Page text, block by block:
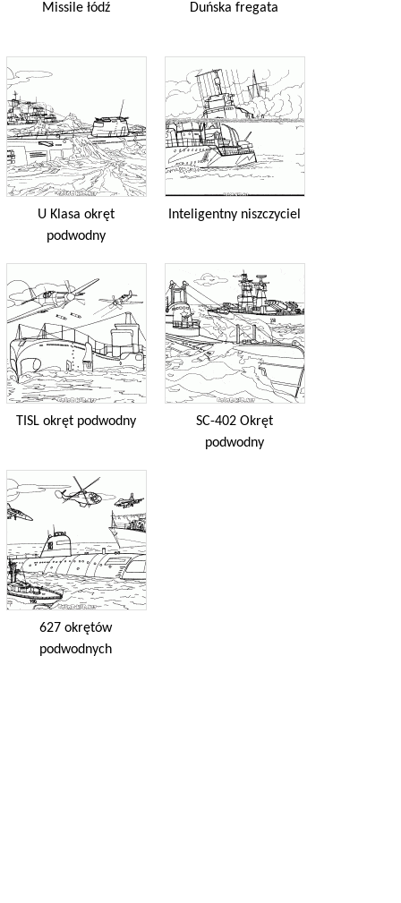
Missile łódź Duńska fregata
U Klasa okręt
podwodny
Inteligentny niszczyciel
TISL okręt podwodny
SC-402 Okręt
podwodny
627 okrętów
podwodnych